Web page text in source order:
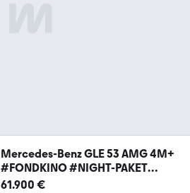
Mercedes-Benz GLE 53 AMG 4M+
#FONDKINO #NIGHT-PAKET
#22ZOLL
61.900 €